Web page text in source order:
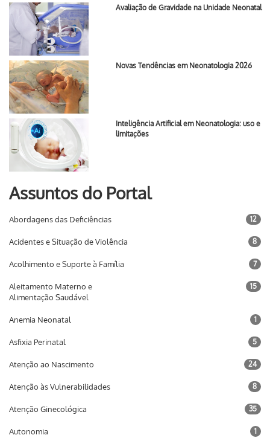
Avaliação de Gravidade na Unidade Neonatal
Novas Tendências em Neonatologia 2026
Inteligência Artificial em Neonatologia: uso e
limitações
Assuntos do Portal
Abordagens das Deficiências 12
Acidentes e Situação de Violência 8
Acolhimento e Suporte à Família 7
Aleitamento Materno e
Alimentação Saudável
15
Anemia Neonatal 1
Asfixia Perinatal 5
Atenção ao Nascimento 24
Atenção às Vulnerabilidades 8
Atenção Ginecológica 35
Autonomia 1